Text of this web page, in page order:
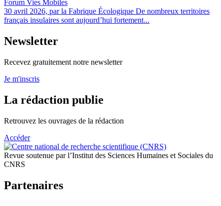
Forum Vies Mobiles
30 avril 2026, par la Fabrique Écologique De nombreux territoires
français insulaires sont aujourd’hui fortement...
Newsletter
Recevez gratuitement notre newsletter
Je m'inscris
La rédaction publie
Retrouvez les ouvrages de la rédaction
Accéder
Revue soutenue par l’Institut des Sciences Humaines et Sociales du
CNRS
Partenaires